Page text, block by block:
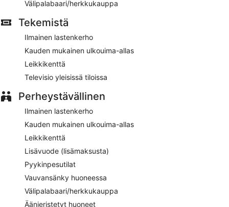
Välipalabaari/herkkukauppa
Tekemistä
Ilmainen lastenkerho
Kauden mukainen ulkouima-allas
Leikkikenttä
Televisio yleisissä tiloissa
Perheystävällinen
Ilmainen lastenkerho
Kauden mukainen ulkouima-allas
Leikkikenttä
Lisävuode (lisämaksusta)
Pyykinpesutilat
Vauvansänky huoneessa
Välipalabaari/herkkukauppa
Äänieristetyt huoneet